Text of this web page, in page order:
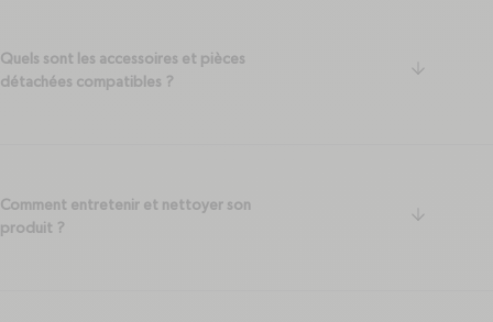
Quels sont les accessoires et pièces
détachées compatibles ?
Comment entretenir et nettoyer son
produit ?